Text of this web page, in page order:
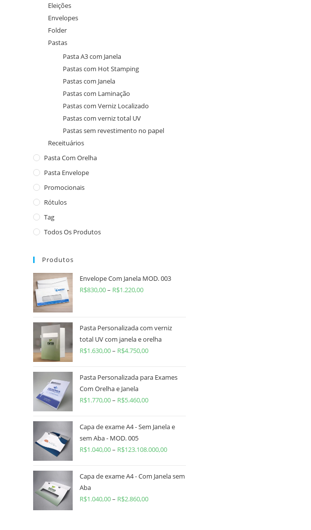
Eleições
Envelopes
Folder
Pastas
Pasta A3 com Janela
Pastas com Hot Stamping
Pastas com Janela
Pastas com Laminação
Pastas com Verniz Localizado
Pastas com verniz total UV
Pastas sem revestimento no papel
Receituários
Pasta Com Orelha
Pasta Envelope
Promocionais
Rótulos
Tag
Todos Os Produtos
Produtos
Envelope Com Janela MOD. 003
R$830,00– R$1.220,00
Pasta Personalizada com verniz
total UV com janela e orelha
R$1.630,00– R$4.750,00
Pasta Personalizada para Exames
Com Orelha e Janela
R$1.770,00– R$5.460,00
Capa de exame A4 - Sem Janela e
sem Aba - MOD. 005
R$1.040,00– R$123.108.000,00
Capa de exame A4 - Com Janela sem
Aba
R$1.040,00– R$2.860,00